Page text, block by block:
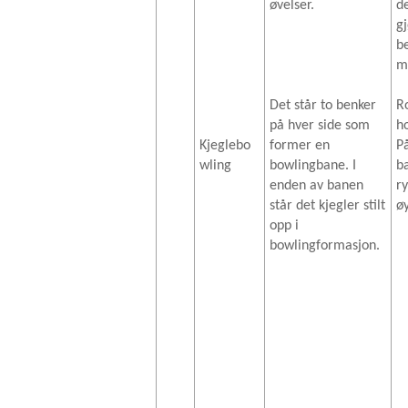
Kjeglebo
wling
øvelser.
Det står to benker
på hver side som
former en
bowlingbane. I
enden av banen
står det kjegler stilt
opp i
bowlingformasjon.